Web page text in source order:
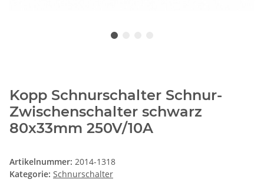
Kopp Schnurschalter Schnur-
Zwischenschalter schwarz
80x33mm 250V/10A
Artikelnummer: 2014-1318
Kategorie: Schnurschalter